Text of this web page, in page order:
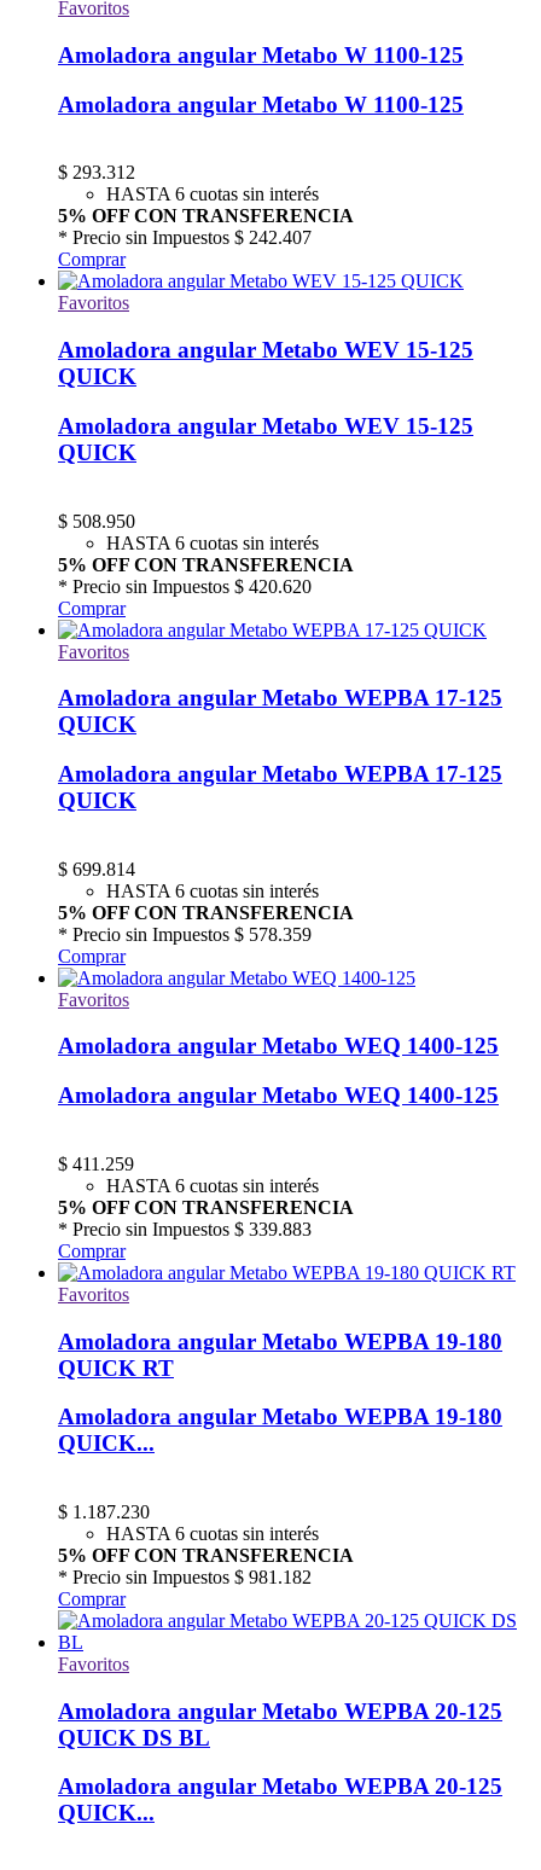
Favoritos
Amoladora angular Metabo W 1100-125
Amoladora angular Metabo W 1100-125
$ 293.312
HASTA 6 cuotas sin interés
5% OFF CON TRANSFERENCIA
* Precio sin Impuestos $ 242.407
Comprar
Favoritos
Amoladora angular Metabo WEV 15-125
QUICK
Amoladora angular Metabo WEV 15-125
QUICK
$ 508.950
HASTA 6 cuotas sin interés
5% OFF CON TRANSFERENCIA
* Precio sin Impuestos $ 420.620
Comprar
Favoritos
Amoladora angular Metabo WEPBA 17-125
QUICK
Amoladora angular Metabo WEPBA 17-125
QUICK
$ 699.814
HASTA 6 cuotas sin interés
5% OFF CON TRANSFERENCIA
* Precio sin Impuestos $ 578.359
Comprar
Favoritos
Amoladora angular Metabo WEQ 1400-125
Amoladora angular Metabo WEQ 1400-125
$ 411.259
HASTA 6 cuotas sin interés
5% OFF CON TRANSFERENCIA
* Precio sin Impuestos $ 339.883
Comprar
Favoritos
Amoladora angular Metabo WEPBA 19-180
QUICK RT
Amoladora angular Metabo WEPBA 19-180
QUICK...
$ 1.187.230
HASTA 6 cuotas sin interés
5% OFF CON TRANSFERENCIA
* Precio sin Impuestos $ 981.182
Comprar
Favoritos
Amoladora angular Metabo WEPBA 20-125
QUICK DS BL
Amoladora angular Metabo WEPBA 20-125
QUICK...